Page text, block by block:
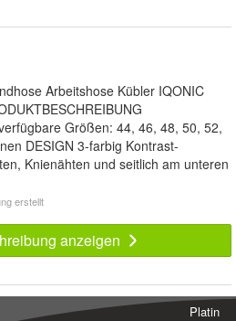
Arbeitshose Kübler IQONIC
Größen: 44, 46, 48, 50, 52,
DESIGN 3-farbig Kontrast-
Knienähten und seitlich am unteren
erstellt
anzeigen
Platin